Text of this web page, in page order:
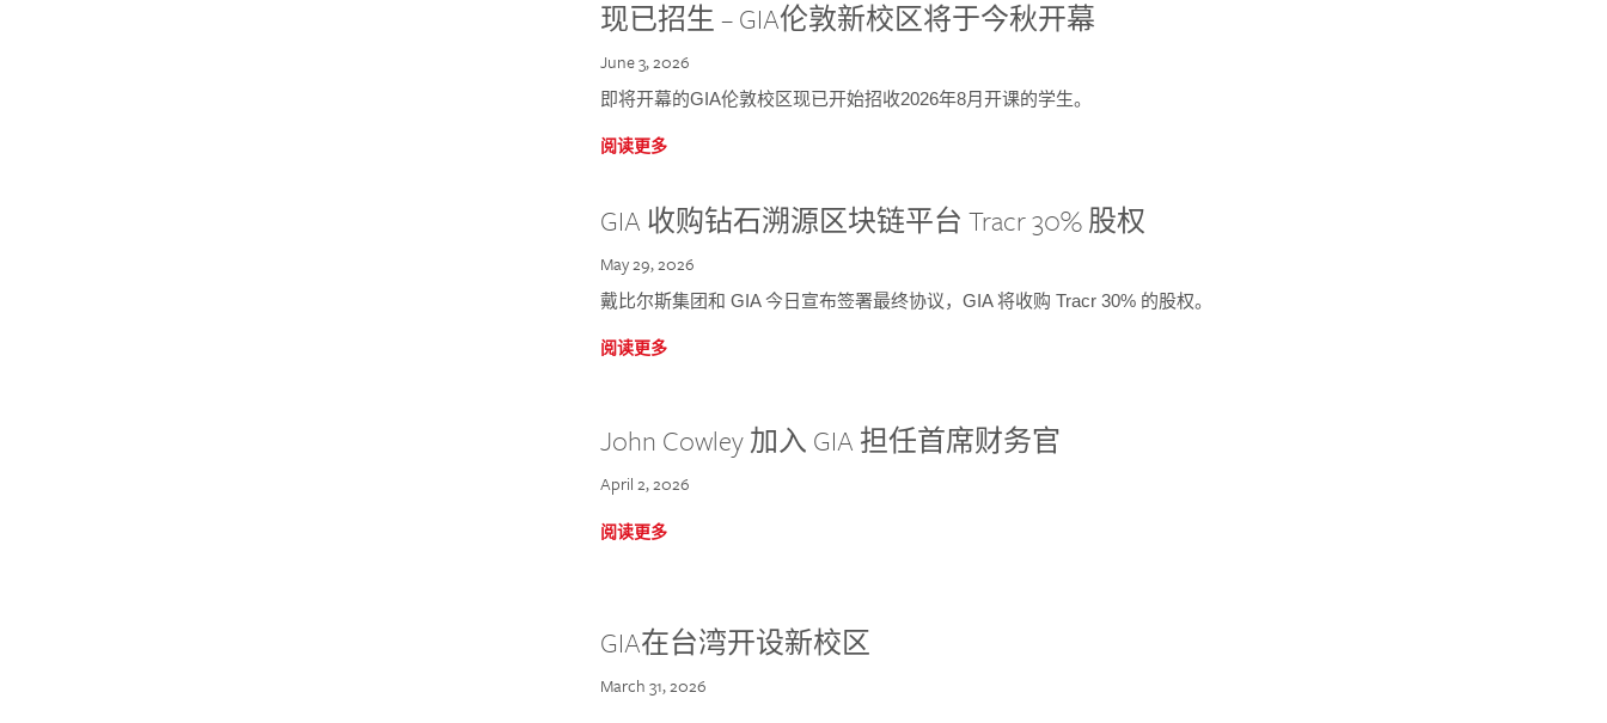
现已招生 – GIA伦敦新校区将于今秋开幕
June 3, 2026
即将开幕的GIA伦敦校区现已开始招收2026年8月开课的学生。
阅读更多
GIA 收购钻石溯源区块链平台 Tracr 30% 股权
May 29, 2026
戴比尔斯集团和 GIA 今日宣布签署最终协议，GIA 将收购 Tracr 30% 的股权。
阅读更多
John Cowley 加入 GIA 担任首席财务官
April 2, 2026
阅读更多
GIA在台湾开设新校区
March 31, 2026